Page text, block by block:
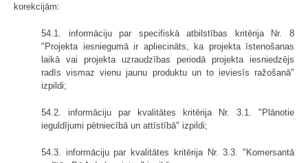
korekcijām:
54.1. informāciju par specifiskā atbilstības kritērija Nr. 8
"Projekta iesniegumā ir apliecināts, ka projekta īstenošanas
laikā vai projekta uzraudzības periodā projekta iesniedzējs
radīs vismaz vienu jaunu produktu un to ieviesīs ražošanā"
izpildi;
54.2. informāciju par kvalitātes kritērija Nr. 3.1. "Plānotie
ieguldījumi pētniecībā un attīstībā" izpildi;
54.3. informāciju par kvalitātes kritērija Nr. 3.3. "Komersantā